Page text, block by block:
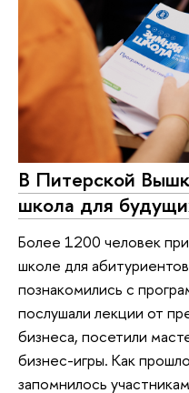
В Питерской
школа для
Более 1200 человек
школе для
познакомились с
послушали лекции от
бизнеса, посетили
бизнес-игры. Как
запомнилось